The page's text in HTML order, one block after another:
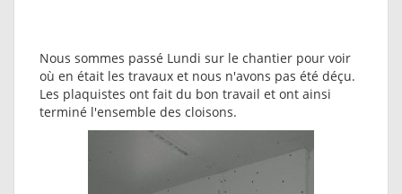
Nous sommes passé Lundi sur le chantier pour voir
où en était les travaux et nous n'avons pas été déçu.
Les plaquistes ont fait du bon travail et ont ainsi
terminé l'ensemble des cloisons.